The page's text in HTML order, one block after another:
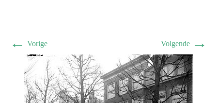
← Vorige Volgende →